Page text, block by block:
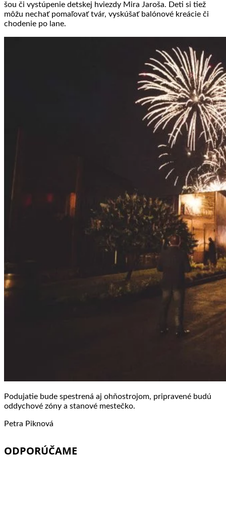
šou či vystúpenie detskej hviezdy Mira Jaroša. Deti si tiež
môžu nechať pomaľovať tvár, vyskúšať balónové kreácie či
chodenie po lane.
Podujatie bude spestrená aj ohňostrojom, pripravené budú
oddychové zóny a stanové mestečko.
Petra Piknová
ODPORÚČAME